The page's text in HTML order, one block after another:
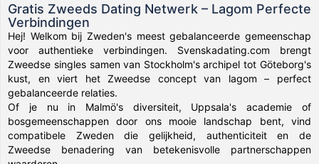
Gratis Zweeds Dating Netwerk – Lagom Perfecte
Verbindingen
Hej! Welkom bij Zweden's meest gebalanceerde gemeenschap
voor authentieke verbindingen. Svenskadating.com brengt
Zweedse singles samen van Stockholm's archipel tot Göteborg's
kust, en viert het Zweedse concept van lagom – perfect
gebalanceerde relaties.
Of je nu in Malmö's diversiteit, Uppsala's academie of
bosgemeenschappen door ons mooie landschap bent, vind
compatibele Zweden die gelijkheid, authenticiteit en de
Zweedse benadering van betekenisvolle partnerschappen